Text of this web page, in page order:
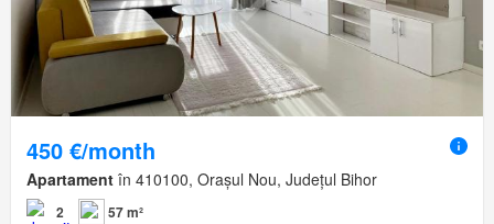
450 €/month
Apartament în 410100, Orașul Nou, Județul Bihor
2
57 m²